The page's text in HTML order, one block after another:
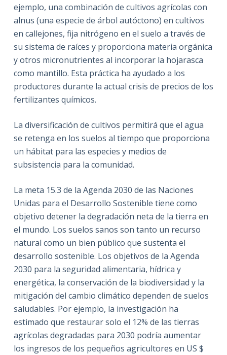
ejemplo, una combinación de cultivos agrícolas con
alnus (una especie de árbol autóctono) en cultivos
en callejones, fija nitrógeno en el suelo a través de
su sistema de raíces y proporciona materia orgánica
y otros micronutrientes al incorporar la hojarasca
como mantillo. Esta práctica ha ayudado a los
productores durante la actual crisis de precios de los
fertilizantes químicos.
La diversificación de cultivos permitirá que el agua
se retenga en los suelos al tiempo que proporciona
un hábitat para las especies y medios de
subsistencia para la comunidad.
La meta 15.3 de la Agenda 2030 de las Naciones
Unidas para el Desarrollo Sostenible tiene como
objetivo detener la degradación neta de la tierra en
el mundo. Los suelos sanos son tanto un recurso
natural como un bien público que sustenta el
desarrollo sostenible. Los objetivos de la Agenda
2030 para la seguridad alimentaria, hídrica y
energética, la conservación de la biodiversidad y la
mitigación del cambio climático dependen de suelos
saludables. Por ejemplo, la investigación ha
estimado que restaurar solo el 12% de las tierras
agrícolas degradadas para 2030 podría aumentar
los ingresos de los pequeños agricultores en US $